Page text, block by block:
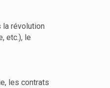
la révolution
etc.), le
les contrats